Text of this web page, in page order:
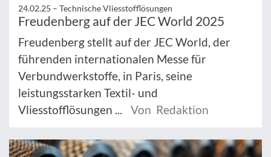
24.02.25 – Technische Vliesstofflösungen
Freudenberg auf der JEC World 2025
Freudenberg stellt auf der JEC World, der
führenden internationalen Messe für
Verbundwerkstoffe, in Paris, seine
leistungsstarken Textil- und
Vliesstofflösungen ...
Von Redaktion